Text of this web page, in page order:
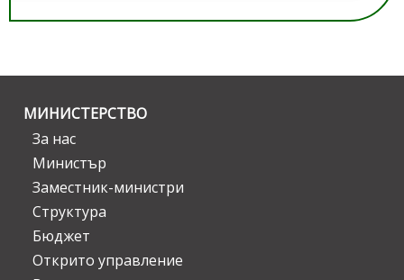
МИНИСТЕРСТВО
За нас
Министър
Заместник-министри
Структура
Бюджет
Открито управление